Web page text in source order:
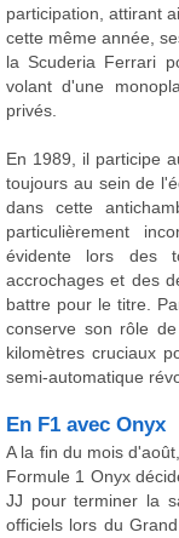
participation, attirant
cette même année,
la Scuderia Ferrari
volant d'une
privés.
En 1989, il participe
toujours au sein de
dans cette
particulièrement
évidente lors des
accrochages et des
battre pour le titre.
conserve son rôle
kilomètres cruciaux
semi-automatique
En F1 avec Onyx
A la fin du mois
Formule 1 Onyx
JJ pour terminer la
officiels lors du